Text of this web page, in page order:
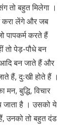
तो बहुत मिलेगा ।
करा लेंगे और जब
पापकर्म करते हैं
तो पेड़-पौधे बन
आदि बन जाते हैं और
हैं, दुःखी होते हैं ।
बुद्धि, विचार
जाता है । उसको ये
उनको तो बहुत दंड